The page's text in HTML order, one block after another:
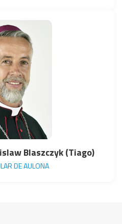
Blaszczyk (Tiago)
DE AULONA